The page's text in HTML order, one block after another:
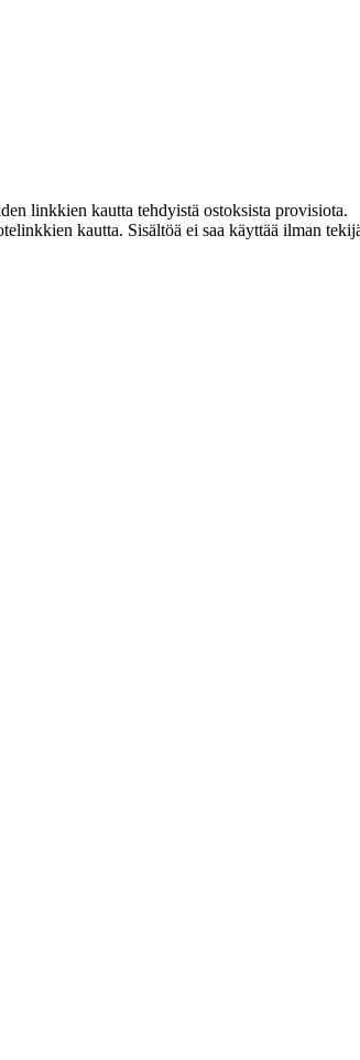
linkkien kautta tehdyistä ostoksista provisiota.
kautta. Sisältöä ei saa käyttää ilman